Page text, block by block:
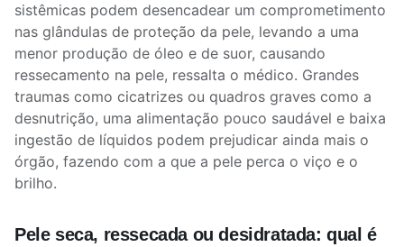
sistêmicas podem desencadear um comprometimento
nas glândulas de proteção da pele, levando a uma
menor produção de óleo e de suor, causando
ressecamento na pele, ressalta o médico. Grandes
traumas como cicatrizes ou quadros graves como a
desnutrição, uma alimentação pouco saudável e baixa
ingestão de líquidos podem prejudicar ainda mais o
órgão, fazendo com a que a pele perca o viço e o
brilho.
Pele seca, ressecada ou desidratada: qual é